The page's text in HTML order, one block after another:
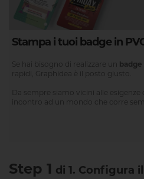
Stampa i tuoi badge in
Se hai bisogno di realizzare un badge
rapidi, Graphidea è il posto giusto.
Da sempre siamo vicini alle
incontro ad un mondo che corre
Step 1 di 1. Configura